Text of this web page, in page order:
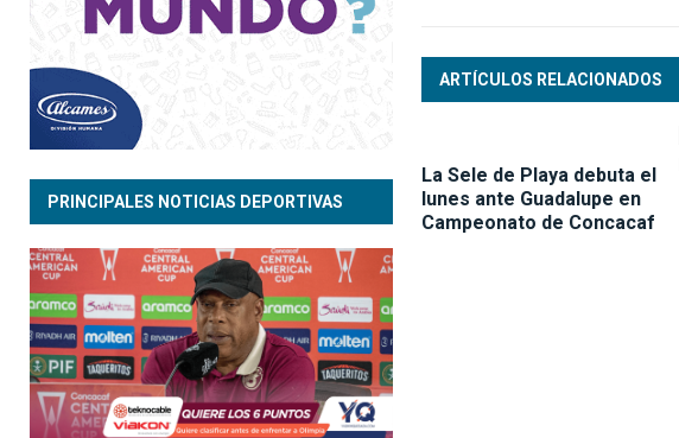
ARTÍCULOS RELACIONADOS
La Sele de Playa debuta el
lunes ante Guadalupe en
Campeonato de Concacaf
PRINCIPALES NOTICIAS DEPORTIVAS